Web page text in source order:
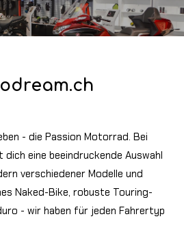
- die Passion Motorrad. Bei
eine beeindruckende Auswahl
verschiedener Modelle und
Naked-Bike, robuste Touring-
- wir haben für jeden Fahrertyp